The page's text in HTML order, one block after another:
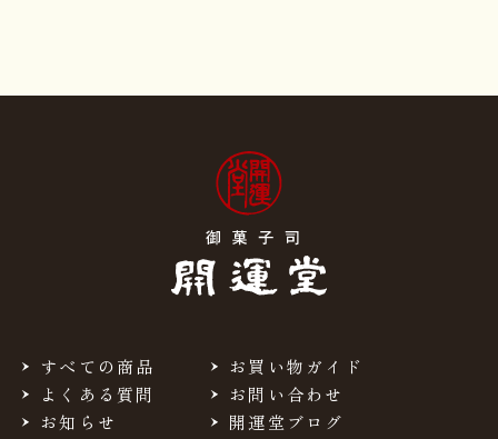
すべての商品
お買い物ガイド
よくある質問
お問い合わせ
お知らせ
開運堂ブログ